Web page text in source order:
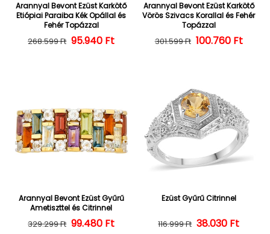
Arannyal Bevont Ezüst Karkötő
Etiópiai Paraiba Kék Opállal és
Fehér Topázzal
Normál ár
268.599 Ft Kedvezményes ár
95.940 Ft
Arannyal Bevont Ezüst Karkötő
Vörös Szivacs Korallal és Fehér
Topázzal
Normál ár
301.599 Ft 100.760 Ft
Arannyal Bevont Ezüst Gyűrű
Ametiszttel és Citrinnel
Normál ár
329.299 Ft Kedvezményes ár
99.480 Ft
Ezüst Gyűrű Citrinnel
Normál ár
116.999 Ft 38.030 Ft